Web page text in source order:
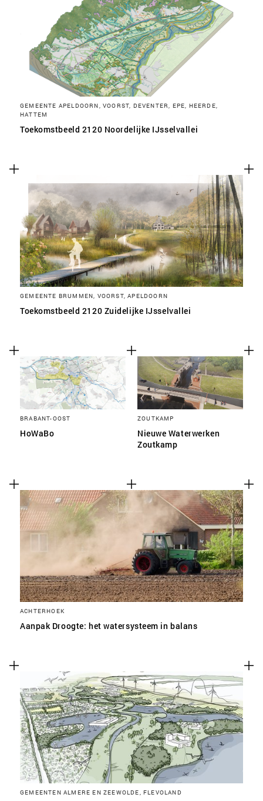
GEMEENTE APELDOORN, VOORST, DEVENTER, EPE, HEERDE,
HATTEM
Toekomstbeeld 2120 Noordelijke IJsselvallei
GEMEENTE BRUMMEN, VOORST, APELDOORN
Toekomstbeeld 2120 Zuidelijke IJsselvallei
BRABANT-OOST
HoWaBo
ZOUTKAMP
Nieuwe Waterwerken
Zoutkamp
ACHTERHOEK
Aanpak Droogte: het watersysteem in balans
GEMEENTEN ALMERE EN ZEEWOLDE, FLEVOLAND
SLA VOORKEUREN OP